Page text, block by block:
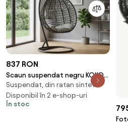
837 RON
Scaun suspendat negru KOKON
cu suport, perna alb-gri
Suspendat, din ratan sintetic
Disponibil în 2 e-shop-uri
În stoc